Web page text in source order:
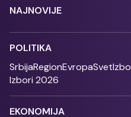
NAJNOVIJE
POLITIKA
SrbijaRegionEvropaSvet
Izbori 2026
EKONOMIJA